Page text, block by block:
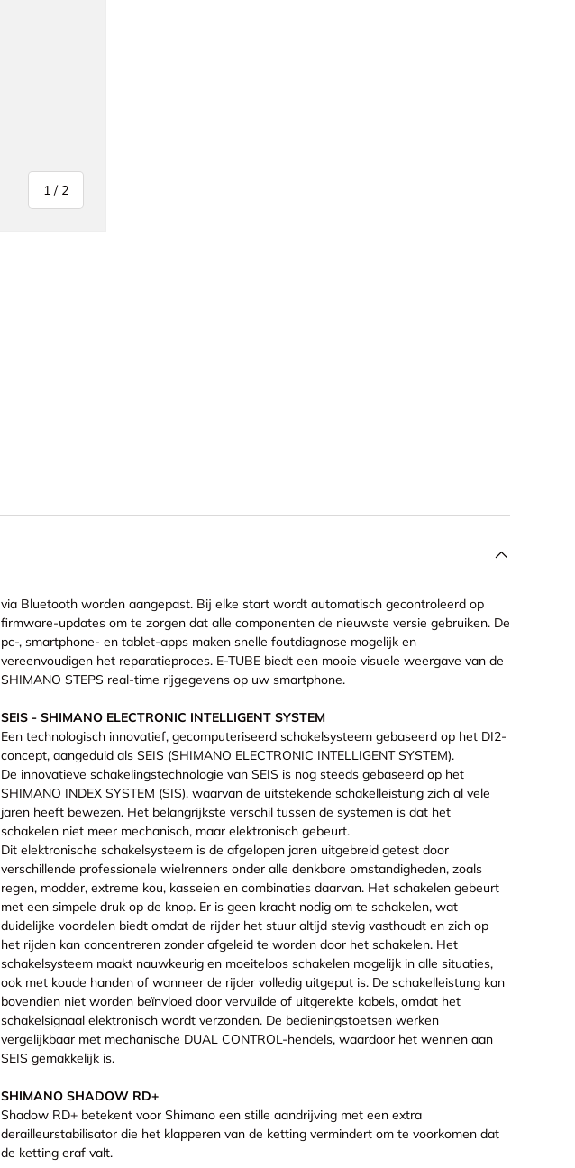
1 / van
2
via Bluetooth worden aangepast. Bij elke start wordt automatisch gecontroleerd op
firmware-updates om te zorgen dat alle componenten de nieuwste versie gebruiken. De
pc-, smartphone- en tablet-apps maken snelle foutdiagnose mogelijk en
vereenvoudigen het reparatieproces. E-TUBE biedt een mooie visuele weergave van de
SHIMANO STEPS real-time rijgegevens op uw smartphone.
SEIS - SHIMANO ELECTRONIC INTELLIGENT SYSTEM
Een technologisch innovatief, gecomputeriseerd schakelsysteem gebaseerd op het DI2-
concept, aangeduid als SEIS (SHIMANO ELECTRONIC INTELLIGENT SYSTEM).
De innovatieve schakelingstechnologie van SEIS is nog steeds gebaseerd op het
SHIMANO INDEX SYSTEM (SIS), waarvan de uitstekende schakelleistung zich al vele
jaren heeft bewezen. Het belangrijkste verschil tussen de systemen is dat het
schakelen niet meer mechanisch, maar elektronisch gebeurt.
Dit elektronische schakelsysteem is de afgelopen jaren uitgebreid getest door
verschillende professionele wielrenners onder alle denkbare omstandigheden, zoals
regen, modder, extreme kou, kasseien en combinaties daarvan. Het schakelen gebeurt
met een simpele druk op de knop. Er is geen kracht nodig om te schakelen, wat
duidelijke voordelen biedt omdat de rijder het stuur altijd stevig vasthoudt en zich op
het rijden kan concentreren zonder afgeleid te worden door het schakelen. Het
schakelsysteem maakt nauwkeurig en moeiteloos schakelen mogelijk in alle situaties,
ook met koude handen of wanneer de rijder volledig uitgeput is. De schakelleistung kan
bovendien niet worden beïnvloed door vervuilde of uitgerekte kabels, omdat het
schakelsignaal elektronisch wordt verzonden. De bedieningstoetsen werken
vergelijkbaar met mechanische DUAL CONTROL-hendels, waardoor het wennen aan
SEIS gemakkelijk is.
SHIMANO SHADOW RD+
Shadow RD+ betekent voor Shimano een stille aandrijving met een extra
derailleurstabilisator die het klapperen van de ketting vermindert om te voorkomen dat
de ketting eraf valt.